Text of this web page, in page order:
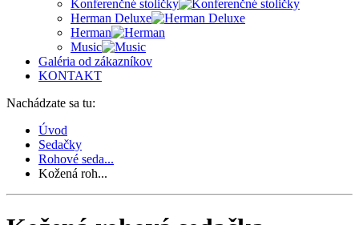
Konferenčné stoličky
Herman Deluxe
Herman
Music
Galéria od zákazníkov
KONTAKT
Nachádzate sa tu:
Úvod
Sedačky
Rohové seda...
Kožená roh...